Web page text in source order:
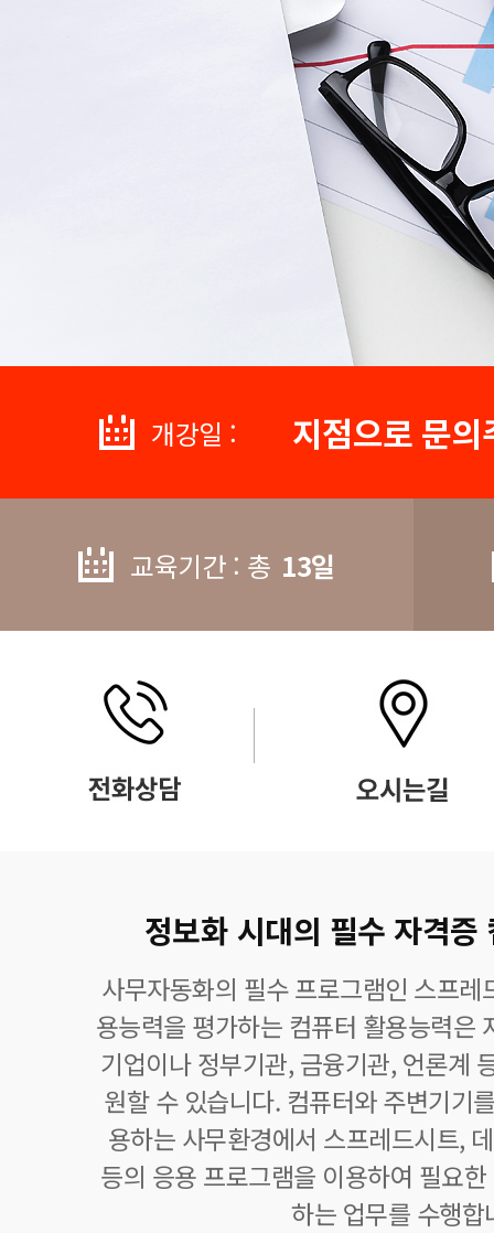
개강일 : 지점으로 문
교육기간 : 총 13일
정보화 시대의 필수 자격증
사무자동화의 필수 프로그램인 스프
용능력을 평가하는 컴퓨터 활용능력은
기업이나 정부기관, 금융기관, 언론계
원할 수 있습니다. 컴퓨터와 주변기기
용하는 사무환경에서 스프레드시트,
등의 응용 프로그램을 이용하여 필요
하는 업무를 수행합